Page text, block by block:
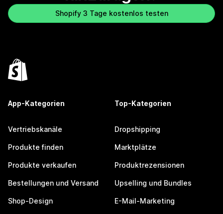
Shopify 3 Tage kostenlos testen
App-Kategorien
Vertriebskanäle
Produkte finden
Produkte verkaufen
Bestellungen und Versand
Shop-Design
Top-Kategorien
Dropshipping
Marktplätze
Produktrezensionen
Upselling und Bundles
E-Mail-Marketing